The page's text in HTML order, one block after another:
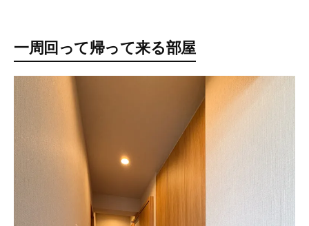
一周回って帰って来る部屋